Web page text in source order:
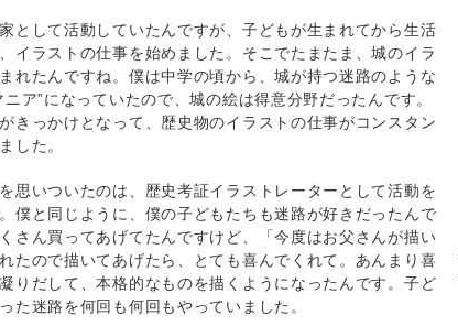
として活動していたんですが、子どもが生まれてから生活
イラストの仕事を始めました。そこでたまたま、城のイラ
れたんですね。僕は中学の頃から、城が持つ迷路のような
ア”になっていたので、城の絵は得意分野だったんです。
きっかけとなって、歴史物のイラストの仕事がコンスタン
した。
思いついたのは、歴史考証イラストレーターとして活動を
僕と同じように、僕の子どもたちも迷路が好きだったんで
さん買ってあげてたんですけど、「今度はお父さんが描い
たので描いてあげたら、とても喜んでくれて。あんまり喜
りだして、本格的なものを描くようになったんです。子ど
た迷路を何回も何回もやっていました。